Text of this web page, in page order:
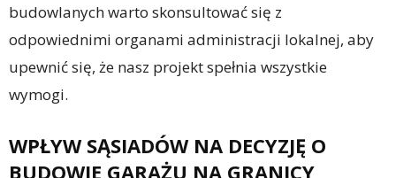
budowlanych warto skonsultować się z
odpowiednimi organami administracji lokalnej, aby
upewnić się, że nasz projekt spełnia wszystkie
wymogi.
WPŁYW SĄSIADÓW NA DECYZJĘ O
BUDOWIE GARAŻU NA GRANICY